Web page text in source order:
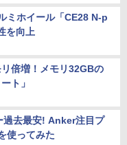
ミホイール「CE28 N-p
を向上
倍増！メモリ32GBの
ト」
去最安! Anker注目プ
使ってみた